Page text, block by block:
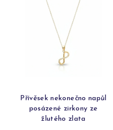
Přívěsek nekonečno napůl
posázené zirkony ze
žlutého zlata